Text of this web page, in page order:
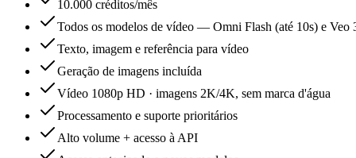
10.000 créditos/mês
Todos os modelos de vídeo — Omni Flash (até 10s) e Veo
Texto, imagem e referência para vídeo
Geração de imagens incluída
Vídeo 1080p HD · imagens 2K/4K, sem marca d'água
Processamento e suporte prioritários
Alto volume + acesso à API